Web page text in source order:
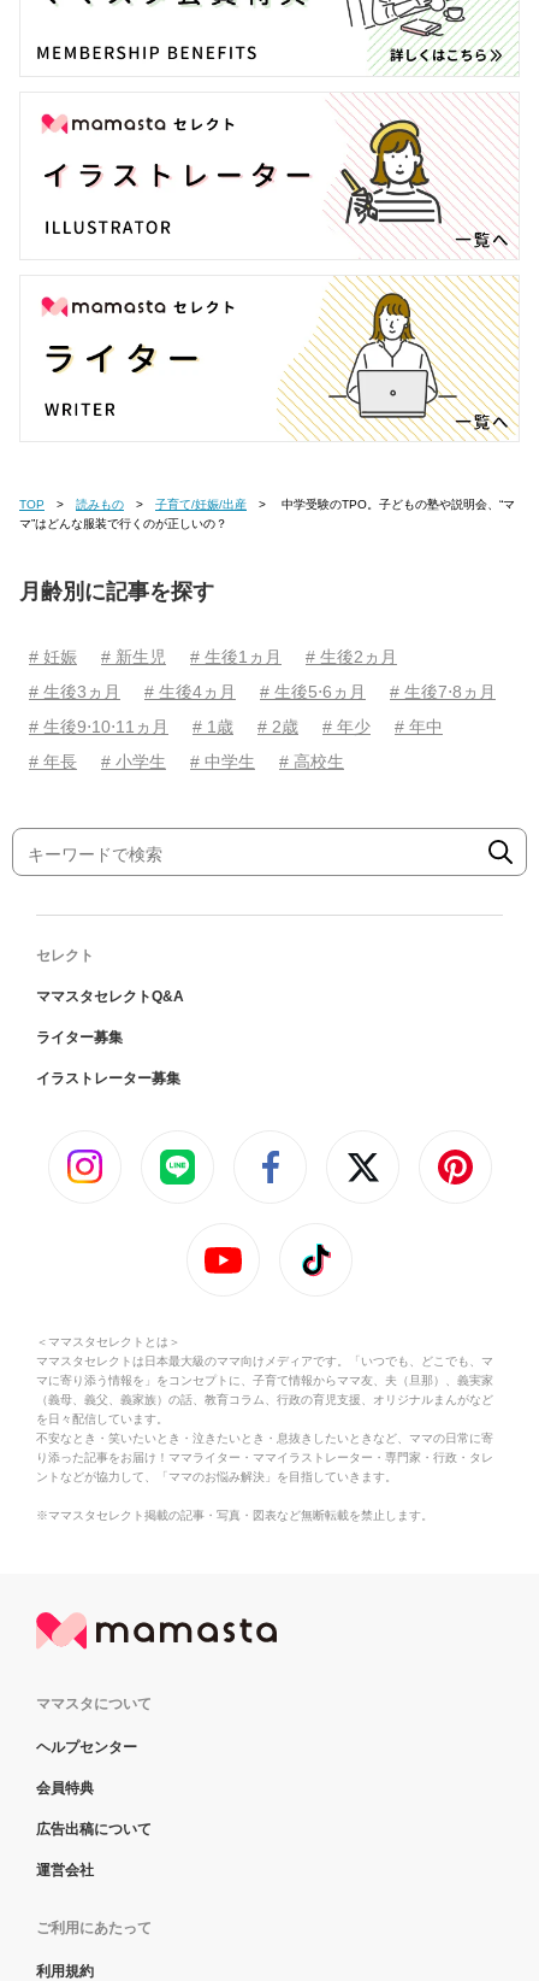
TOP 読みもの 子育て/妊娠/出産
マ”はどんな服装で行くのが正しいの？
月齢別に記事を探す
# 妊娠 # 新生児 # 生後1ヵ月
# 生後2ヵ月
# 生後3ヵ月
# 生後4ヵ月 # 生後5⋅6ヵ月
# 生後7⋅8ヵ月
# 生後9⋅10⋅11ヵ月
# 1歳 # 2歳 # 年少
# 年中
# 年長
# 小学生 # 中学生 # 高校生
セレクト
ママスタセレクトQ&A
ライター募集
イラストレーター募集
＜ママスタセレクトとは＞
ママスタセレクトは日本最大級のママ向けメディアです。「いつでも、どこでも、マ
マに寄り添う情報を」をコンセプトに、子育て情報からママ友、夫（旦那）、義実家
（義母、義父、義家族）の話、教育コラム、行政の育児支援、オリジナルまんがなど
を日々配信しています。
不安なとき・笑いたいとき・泣きたいとき・息抜きしたいときなど、ママの日常に寄
り添った記事をお届け！ママライター・ママイラストレーター・専門家・行政・タレ
ントなどが協力して、「ママのお悩み解決」を目指していきます。
※ママスタセレクト掲載の記事・写真・図表など無断転載を禁止します。
ママスタについて
ヘルプセンター
会員特典
広告出稿について
運営会社
ご利用にあたって
利用規約